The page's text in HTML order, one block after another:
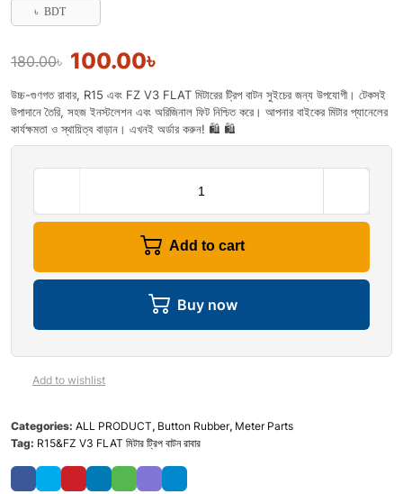
৳ BDT
180.00৳ 100.00৳
উচ্চ-গুণগত রাবার, R15 এবং FZ V3 FLAT মিটারের ট্রিপ বাটন সুইচের জন্য উপযোগী। টেকসই
উপাদানে তৈরি, সহজ ইনস্টলেশন এবং অরিজিনাল ফিট নিশ্চিত করে। আপনার বাইকের মিটার প্যানেলের
কার্যক্ষমতা ও স্থায়িত্ব বাড়ান। এখনই অর্ডার করুন! 🛍️ 🛍️
Add to cart
Buy now
Add to wishlist
Categories: ALL PRODUCT, Button Rubber, Meter Parts
Tag: R15&FZ V3 FLAT মিটার ট্রিপ বাটন রাবার